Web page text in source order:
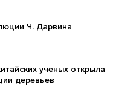
Ч. Дарвина
ученых открыла
деревьев